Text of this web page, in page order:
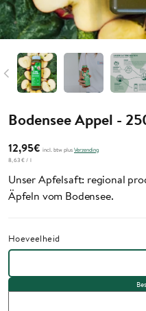
Bodensee Appel -
12,95€ incl. btw plusVerzending
8,63€ / l
Unser Apfelsaft: regional
Äpfeln vom Bodensee.
Hoeveelheid